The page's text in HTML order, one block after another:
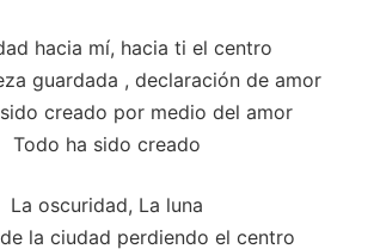
hacia mí, hacia ti el centro
guardada , declaración de amor
creado por medio del amor
Todo ha sido creado
La oscuridad, La luna
la ciudad perdiendo el centro